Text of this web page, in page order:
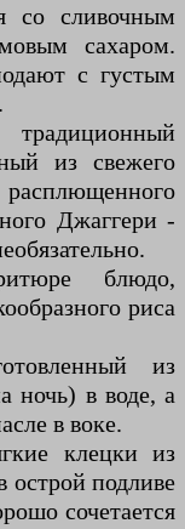
со сливочным
сахаром.
с густым
из свежего
расплющенного
Джаггери -
блюдо,
риса
из
ночь) в воде, а
в воке.
клецки из
острой подливе
сочетается